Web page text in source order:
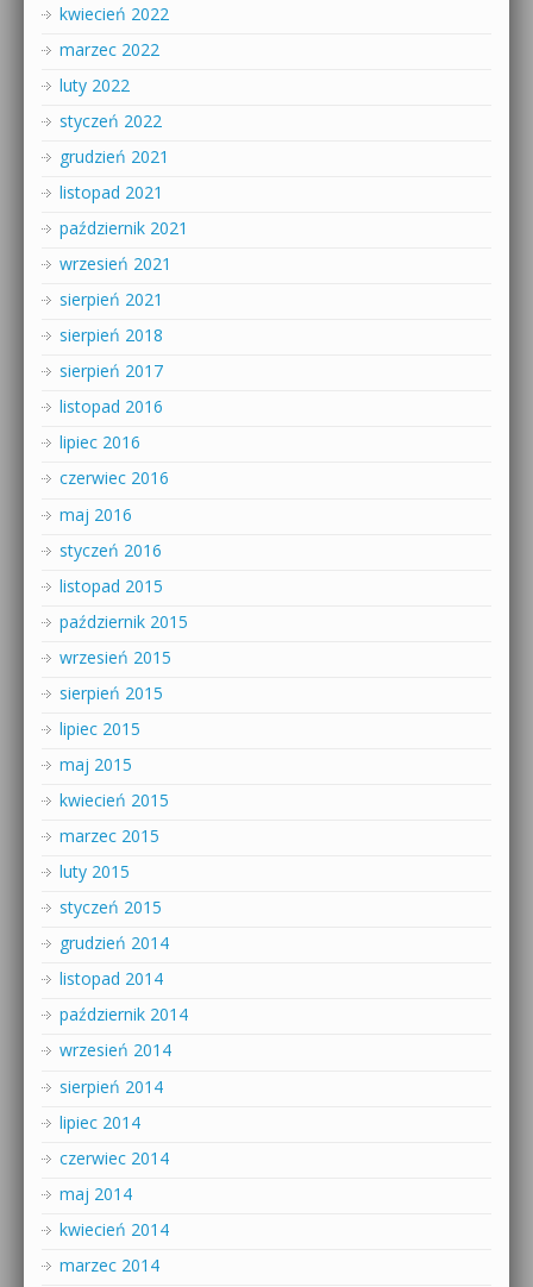
kwiecień 2022
marzec 2022
luty 2022
styczeń 2022
grudzień 2021
listopad 2021
październik 2021
wrzesień 2021
sierpień 2021
sierpień 2018
sierpień 2017
listopad 2016
lipiec 2016
czerwiec 2016
maj 2016
styczeń 2016
listopad 2015
październik 2015
wrzesień 2015
sierpień 2015
lipiec 2015
maj 2015
kwiecień 2015
marzec 2015
luty 2015
styczeń 2015
grudzień 2014
listopad 2014
październik 2014
wrzesień 2014
sierpień 2014
lipiec 2014
czerwiec 2014
maj 2014
kwiecień 2014
marzec 2014